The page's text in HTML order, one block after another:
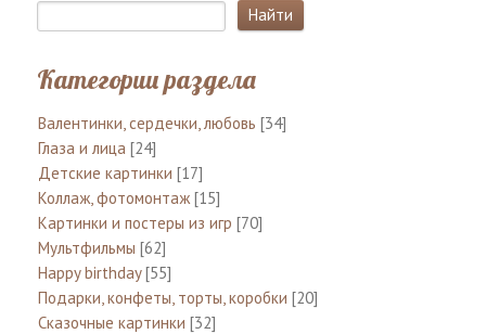
Категории раздела
Валентинки, сердечки, любовь [34]
Глаза и лица [24]
Детские картинки [17]
Коллаж, фотомонтаж [15]
Картинки и постеры из игр [70]
Мультфильмы [62]
Happy birthday [55]
Подарки, конфеты, торты, коробки [20]
Сказочные картинки [32]